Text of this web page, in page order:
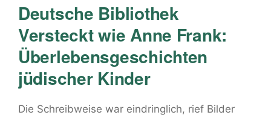
Deutsche Bibliothek
Versteckt wie Anne Frank:
Überlebensgeschichten
jüdischer Kinder
Die Schreibweise war eindringlich, rief Bilder